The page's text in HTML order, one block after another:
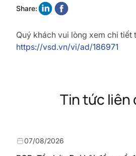
Share:
Quý khách vui lòng xem chi tiết
https://vsd.vn/vi/ad/186971
Tin tức liên
07/08/2026